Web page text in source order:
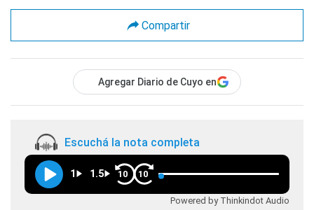
Compartir
Agregar Diario de Cuyo en
Escuchá la nota completa
1 1.5 10 10
Powered by Thinkindot Audio